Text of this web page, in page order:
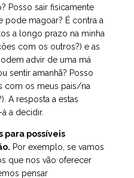
Posso sair fisicamente
pode magoar? É contra a
a longo prazo na minha
com os outros?) e as
advir de uma má
sentir amanhã? Posso
com os meus pais/na
A resposta a estas
a decidir.
para possíveis
Por exemplo, se vamos
que nos vão oferecer
pensar